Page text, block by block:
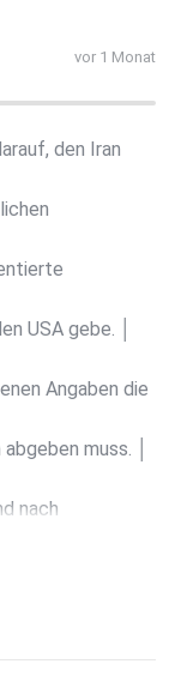
vor 1 Monat
den Iran
USA gebe. │
Angaben die
muss. │
nach
in der